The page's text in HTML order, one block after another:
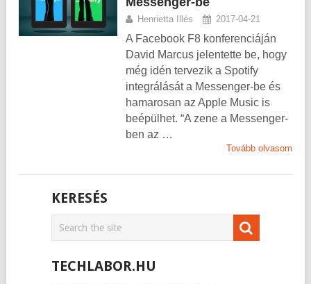
Henrietta Illés 2017-04-21
A Facebook F8 konferenciáján
David Marcus jelentette be, hogy
még idén tervezik a Spotify
integrálását a Messenger-be és
hamarosan az Apple Music is
beépülhet. “A zene a Messenger-
ben az …
Tovább olvasom
KERESÉS
TECHLABOR.HU